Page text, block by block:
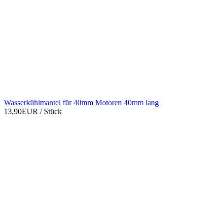
Wasserkühlmantel für 40mm Motoren 40mm lang
13,90EUR / Stück